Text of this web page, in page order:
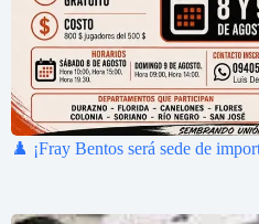
♟️ ¡Fray Bentos será sede de